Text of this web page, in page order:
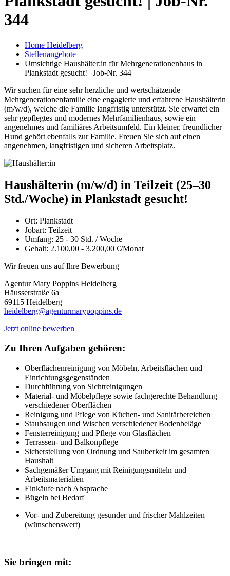
344
Home Heidelberg
Stellenangebote
Umsichtige Haushälter:in für Mehrgenerationenhaus in
Plankstadt gesucht! | Job-Nr. 344
Wir suchen für eine sehr herzliche und wertschätzende
Mehrgenerationenfamilie eine engagierte und erfahrene Haushälterin
(m/w/d), welche die Familie langfristig unterstützt. Sie erwartet ein
sehr gepflegtes und modernes Mehrfamilienhaus, sowie ein
angenehmes und familiäres Arbeitsumfeld. Ein kleiner, freundlicher
Hund gehört ebenfalls zur Familie. Freuen Sie sich auf einen
angenehmen, langfristigen und sicheren Arbeitsplatz.
Haushälterin (m/w/d) in Teilzeit (25–30
Std./Woche) in Plankstadt gesucht!
Ort: Plankstadt
Jobart: Teilzeit
Umfang: 25 - 30 Std. / Woche
Gehalt: 2.100,00 - 3.200,00 €/Monat
Wir freuen uns auf Ihre Bewerbung
Agentur Mary Poppins Heidelberg
Häusserstraße 6a
69115 Heidelberg
heidelberg@agenturmarypoppins.de
Jetzt online bewerben
Zu Ihren Aufgaben gehören:
Oberflächenreinigung von Möbeln, Arbeitsflächen und
Einrichtungsgegenständen
Durchführung von Sichtreinigungen
Material- und Möbelpflege sowie fachgerechte Behandlung
verschiedener Oberflächen
Reinigung und Pflege von Küchen- und Sanitärbereichen
Staubsaugen und Wischen verschiedener Bodenbeläge
Fensterreinigung und Pflege von Glasflächen
Terrassen- und Balkonpflege
Sicherstellung von Ordnung und Sauberkeit im gesamten
Haushalt
Sachgemäßer Umgang mit Reinigungsmitteln und
Arbeitsmaterialien
Einkäufe nach Absprache
Bügeln bei Bedarf
Vor- und Zubereitung gesunder und frischer Mahlzeiten
(wünschenswert)
Sie bringen mit: